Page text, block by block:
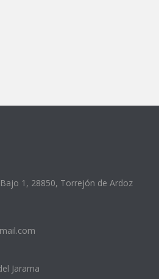
1, 28850, Torrejón de Ardoz
Jarama